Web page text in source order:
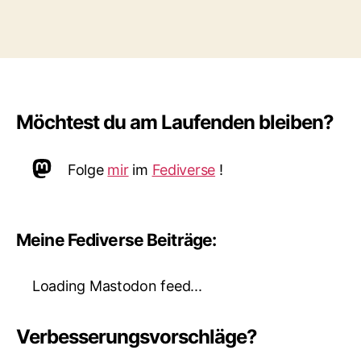
Möchtest du am Laufenden bleiben?
Mastodon
Folge mirim Fediverse !
Meine Fediverse Beiträge:
Loading Mastodon feed...
Verbesserungsvorschläge?